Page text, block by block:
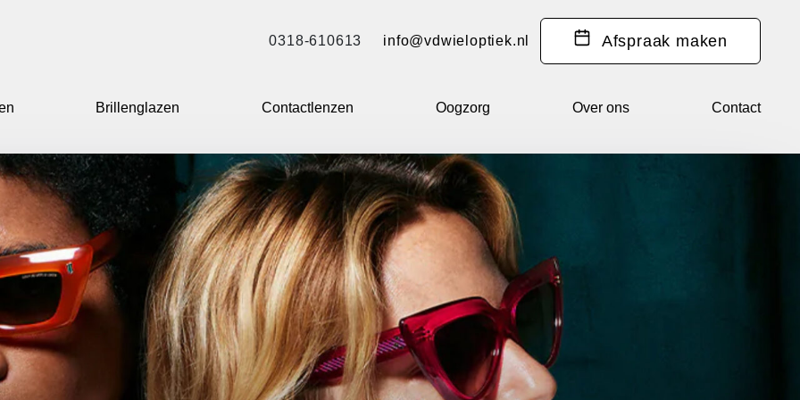
0318-610613 info@vdwieloptiek.nl Afspraak maken
Brillenglazen Contactlenzen Oogzorg Over ons Contact